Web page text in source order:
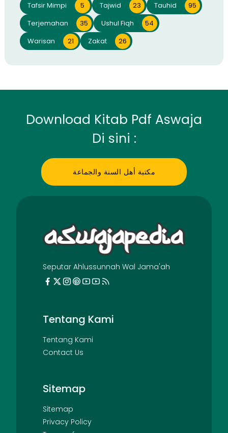
Tafsir Mimpi
5 Tajwid 23 Tauhid
95
Terjemahan
35 Ushul Fiqh
54
Warisan
21 Zakat 26
Download Kitab Pdf Aswaja
Di sini :
مكتبة أهل السنة والجماعة
Seputar Ahlussunnah Wal Jama'ah
Tentang Kami
Tentang Kami
Contact Us
Sitemap
Sitemap
Privacy Policy